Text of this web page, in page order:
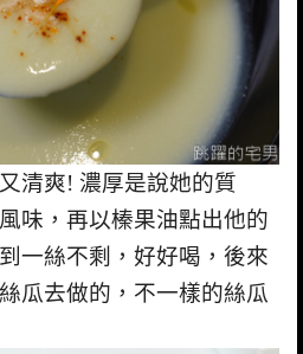
清爽! 濃厚是說她的質
味，再以榛果油點出他的
一絲不剩，好好喝，後來
瓜去做的，不一樣的絲瓜